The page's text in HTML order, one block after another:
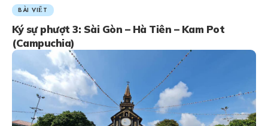
BÀI VIẾT
Ký sự phượt 3: Sài Gòn – Hà Tiên – Kam Pot
(Campuchia)